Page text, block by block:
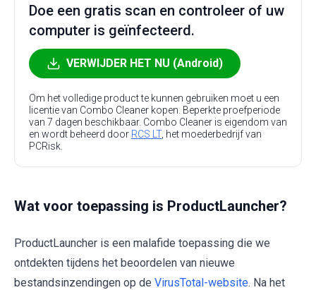
Doe een gratis scan en controleer of uw
computer is geïnfecteerd.
VERWIJDER HET NU (Android)
Om het volledige product te kunnen gebruiken moet u een
licentie van Combo Cleaner kopen. Beperkte proefperiode
van 7 dagen beschikbaar. Combo Cleaner is eigendom van
en wordt beheerd door RCS LT, het moederbedrijf van
PCRisk.
Wat voor toepassing is ProductLauncher?
ProductLauncher is een malafide toepassing die we
ontdekten tijdens het beoordelen van nieuwe
bestandsinzendingen op de VirusTotal-website. Na het